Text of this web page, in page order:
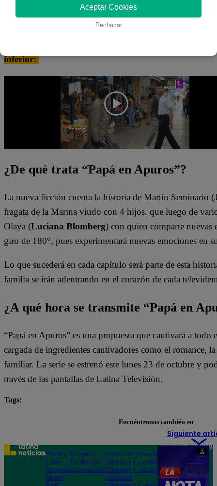
X
trabajo te gusta tanto. Pero ahora entiendo que prefieres
la casa”.
inferior:
¿De qué trata “Papá en Apuros”?
La nueva ficción cuenta la historia de Martín Seminario (
fragata de la Marina viudo con 4 hijos, que luego de
Olaya (Luciana Blomberg) con quien comparte nuevas
giro de 180°, pues experimentará nuevas emociones en
Lo que sucederá en cada capítulo será parte de esta
familia se irán adentrando en el corazón de cada
¿A qué hora se transmite “Papá en
“Papá en Apuros” es una propuesta que cautivará a
cargada de ingredientes cautivadores como el romance,
familiar. La serie se estrenó este lunes 23 de octubre y
través de las pantallas de Latina Televisión.
Tags:
Siguiente
Aceptar Cookies
Rechazar
Encuéntranos también en
Política
Lima
Deportes
Mundo
Te ayudo
Tendencias
Espectáculos
Política de privacidad
Términos y condiciones
Términos y condiciones
aplicación
Teléfono: 219
Av. San
Felipe 968
Jesús María